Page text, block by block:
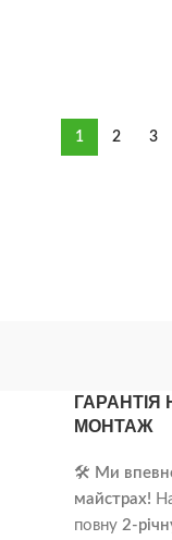
1 2 3
ГАРАНТІЯ
МОНТАЖ
🛠️ Ми
майстрах!
повну 2-